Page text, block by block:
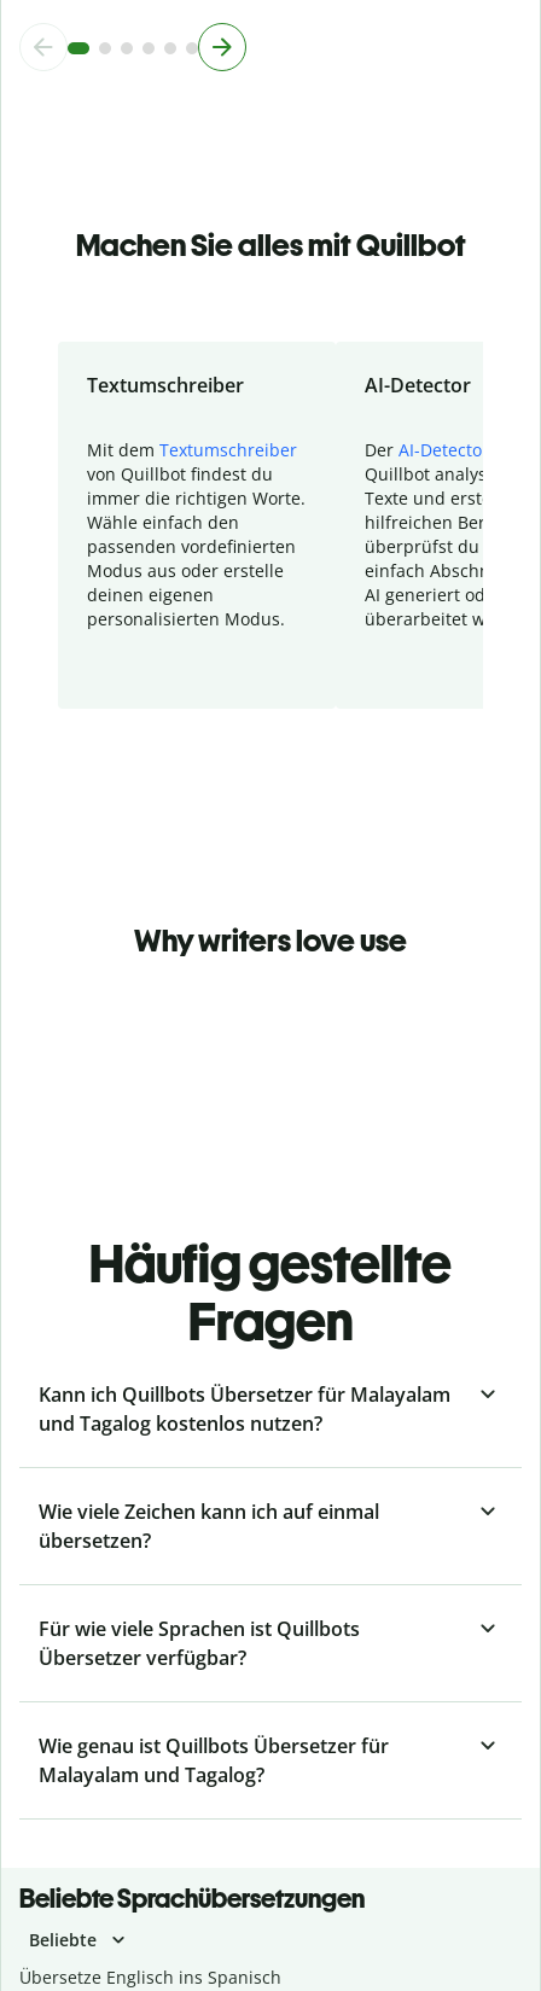
Machen Sie alles mit Quillbot
Textumschreiber
Mit dem Textumschreiber
von Quillbot findest du
immer die richtigen Worte.
Wähle einfach den
passenden vordefinierten
Modus aus oder erstelle
deinen eigenen
personalisierten Modus.
AI-Detector
Der AI-Detector
Quillbot analysiert
Texte und erstellt
hilfreichen Bericht.
überprüfst du
einfach Abschnitte,
AI generiert oder
überarbeitet wurden.
Why writers love use
Häufig gestellte
Fragen
Kann ich Quillbots Übersetzer für Malayalam
und Tagalog kostenlos nutzen?
Wie viele Zeichen kann ich auf einmal
übersetzen?
Für wie viele Sprachen ist Quillbots
Übersetzer verfügbar?
Wie genau ist Quillbots Übersetzer für
Malayalam und Tagalog?
Beliebte Sprachübersetzungen
Beliebte
Übersetze Englisch ins Spanisch